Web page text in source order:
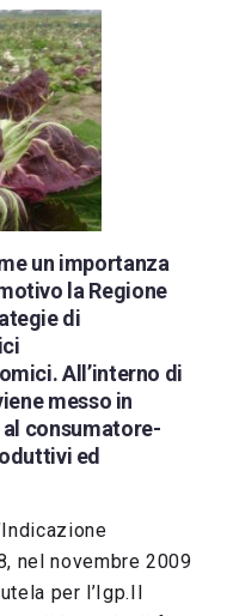
un importanza
la Regione
di
All’interno di
messo in
consumatore-
ed
nel novembre 2009
per l’Igp.Il